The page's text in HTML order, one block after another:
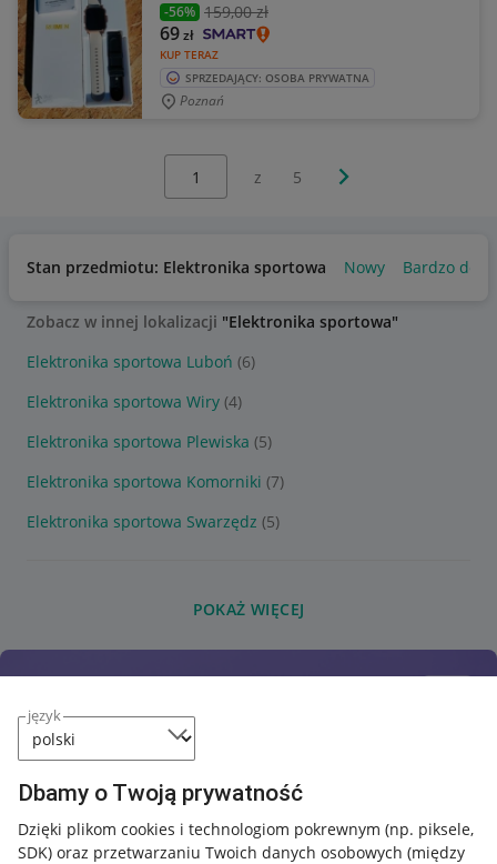
język
Dbamy o Twoją prywatność
Dzięki plikom cookies i technologiom pokrewnym (np. piksele,
SDK) oraz przetwarzaniu Twoich danych osobowych (między
-56% 159,00 zł
KUP TERAZ
69zł
SPRZEDAJĄCY: OSOBA PRYWATNA
Poznań
z 5 Następna strona
Stan przedmiotu: Elektronika sportowa Nowy Bardzo
Zobacz w innej lokalizacji "Elektronika sportowa"
Elektronika sportowa Luboń (6)
Elektronika sportowa Wiry (4)
Elektronika sportowa Plewiska (5)
Elektronika sportowa Komorniki (7)
Elektronika sportowa Swarzędz (5)
POKAŻ WIĘCEJ